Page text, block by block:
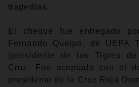
tragedias.
El cheque fue entregado
Fernando Queipo, de UEPA
(presidente de los Tigres
Cruz. Fue aceptado con el
presidente de la Cruz Roja